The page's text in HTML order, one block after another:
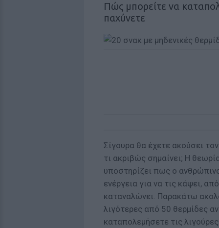
Πώς μπορείτε να
παχύνετε
Σίγουρα θα έχετε ακούσει
τι ακριβώς σημαίνει; Η
υποστηρίζει πως ο
ενέργεια για να τις κάψει,
καταναλώνει. Παρακάτω
λιγότερες από 50 θερμίδες
καταπολεμήσετε τις